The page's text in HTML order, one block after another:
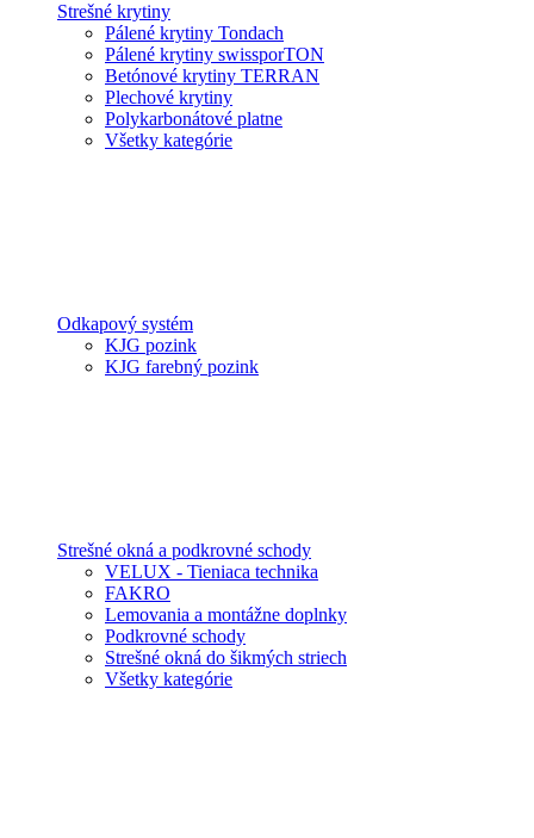
Strešné krytiny
Pálené krytiny Tondach
Pálené krytiny swissporTON
Betónové krytiny TERRAN
Plechové krytiny
Polykarbonátové platne
Všetky kategórie
Odkapový systém
KJG pozink
KJG farebný pozink
Strešné okná a podkrovné schody
VELUX - Tieniaca technika
FAKRO
Lemovania a montážne doplnky
Podkrovné schody
Strešné okná do šikmých striech
Všetky kategórie